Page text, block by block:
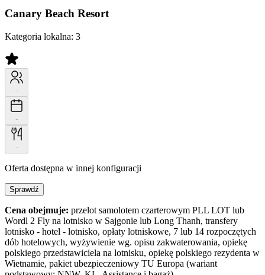
Canary Beach Resort
Kategoria lokalna: 3
-
-
-
Oferta dostępna w innej konfiguracji
Sprawdź
Cena obejmuje: przelot samolotem czarterowym PLL LOT lub
Wordl 2 Fly na lotnisko w Sajgonie lub Long Thanh, transfery
lotnisko - hotel - lotnisko, opłaty lotniskowe, 7 lub 14 rozpoczętych
dób hotelowych, wyżywienie wg. opisu zakwaterowania, opiekę
polskiego przedstawiciela na lotnisku, opiekę polskiego rezydenta w
Wietnamie, pakiet ubezpieczeniowy TU Europa (wariant